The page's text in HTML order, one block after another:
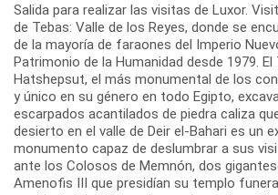
Salida para realizar las visitas de Luxor.
de Tebas: Valle de los Reyes, donde se
de la mayoría de faraones del Imperio
Patrimonio de la Humanidad desde 1979. El
Hatshepsut, el más monumental de los
y único en su género en todo Egipto,
escarpados acantilados de piedra caliza
desierto en el valle de Deir el-Bahari es un
monumento capaz de deslumbrar a sus
ante los Colosos de Memnón, dos
Amenofis III que presidían su templo